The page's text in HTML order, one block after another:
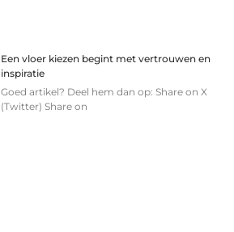
Een vloer kiezen begint met vertrouwen en
inspiratie
Goed artikel? Deel hem dan op: Share on X
(Twitter) Share on